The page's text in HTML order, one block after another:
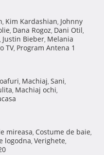
, Kim Kardashian, Johnny
, Dana Rogoz, Dani Otil,
, Justin Bieber, Melania
TV, Program Antena 1
, Machiaj, Sani,
, Machiaj ochi,
mireasa, Costume de baie,
logodna, Verighete,